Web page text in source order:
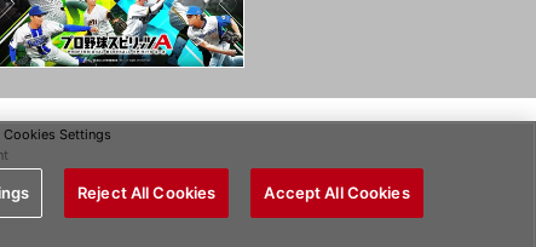
Cookies Settings
Reject All Cookies Accept All Cookies